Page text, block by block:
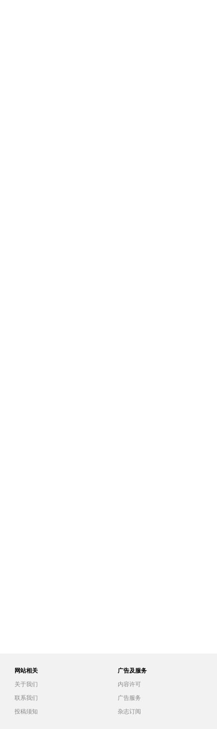
网站相关
关于我们
联系我们
投稿须知
广告及服务
内容许可
广告服务
杂志订阅